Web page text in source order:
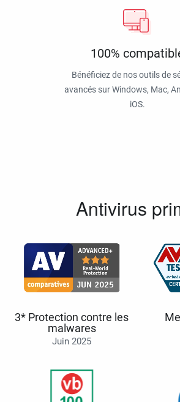
100%
Bénéficiez de nos outils de
avancés sur Windows, Mac,
iOS.
Antivirus
3* Protection contre les
malwares
Juin 2025